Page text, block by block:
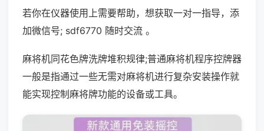
若你在仪器使用上需要帮助，想获取一对一指导，添
加微信号; sdf6770 随时交流 。
麻将机同花色牌洗牌堆积规律;普通麻将机程序控牌器
一般是指通过一些无需对麻将机进行复杂安装操作就
能实现控制麻将牌功能的设备或工具。